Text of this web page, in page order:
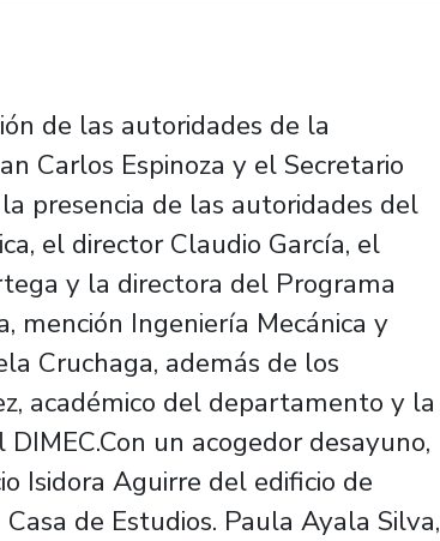
de las autoridades de la
Carlos Espinoza y el Secretario
presencia de las autoridades del
el director Claudio García, el
y la directora del Programa
mención Ingeniería Mecánica y
Cruchaga, además de los
académico del departamento y la
un acogedor desayuno,
Isidora Aguirre del edificio de
de Estudios. Paula Ayala Silva,